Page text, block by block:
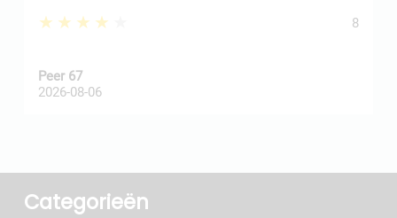
★★★★★ 8
Peer 67
2026-08-06
Categorieën